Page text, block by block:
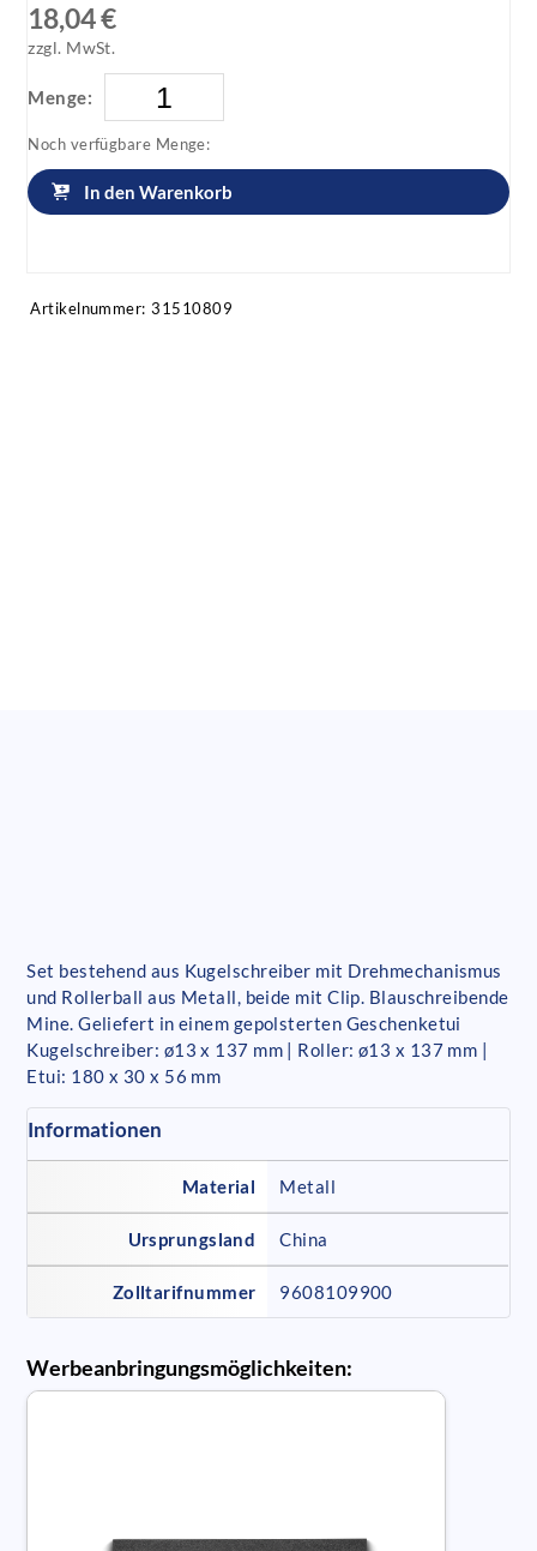
18,04 €
zzgl. MwSt.
Menge:
Noch verfügbare Menge:
In den Warenkorb
Artikelnummer: 31510809
Set bestehend aus Kugelschreiber mit Drehmechanismus
und Rollerball aus Metall, beide mit Clip. Blauschreibende
Mine. Geliefert in einem gepolsterten Geschenketui
Kugelschreiber: ø13 x 137 mm | Roller: ø13 x 137 mm |
Etui: 180 x 30 x 56 mm
Informationen
Material Metall
Ursprungsland China
Zolltarifnummer 9608109900
Werbeanbringungsmöglichkeiten: